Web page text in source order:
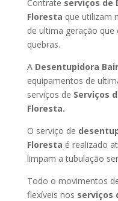
Contrate serviços de
Floresta que utilizam
de ultima geração
quebras.
A Desentupidora
equipamentos de
serviços de Serviços
Floresta.
O serviço de
Floresta é realizado
limpam a tubulação
Todo o movimentos
flexíveis nos serviços